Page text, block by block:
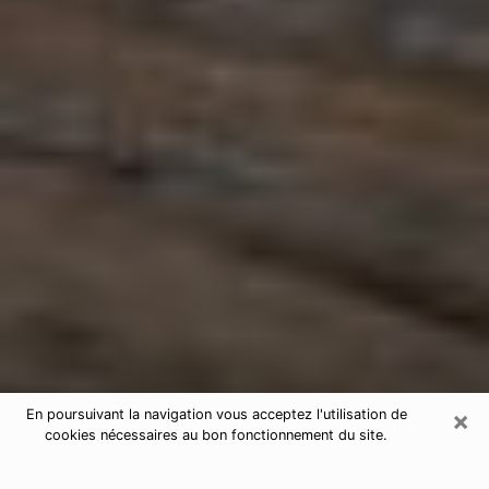
×
En poursuivant la navigation vous acceptez l'utilisation de
cookies nécessaires au bon fonctionnement du site.